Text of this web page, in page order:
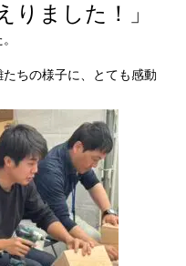
りました！」
ちの様子に、とても感動